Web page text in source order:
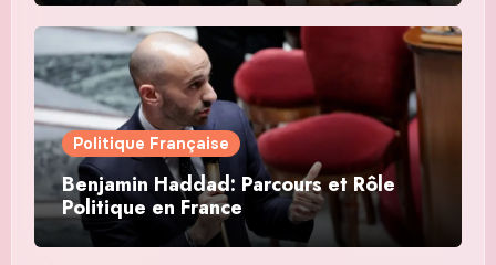
Politique Française
Benjamin Haddad: Parcours et Rôle
Politique en France